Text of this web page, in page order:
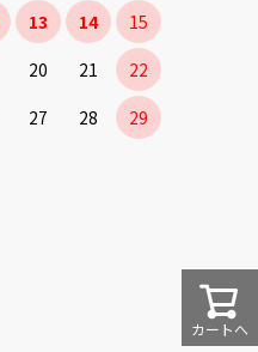
カートへ
13 14
15
20 21
22
27 28
29